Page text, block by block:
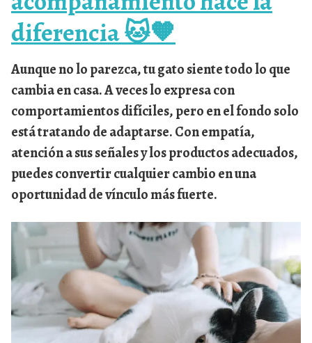
diferencia 🐱🧡
Aunque no lo parezca, tu gatosiente todo lo que
cambia en casa. A veces lo expresa con
comportamientos difíciles, pero en el fondo solo
está tratando de adaptarse. Con empatía,
atención a sus señales y los productos adecuados,
puedes convertir cualquier cambio en una
oportunidad de vínculo más fuerte.